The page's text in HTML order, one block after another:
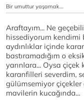
Bir umuttur yaşamak...
Araftayım... Ne
hissediyorum kendimi
aydınlıklar içinde
bastıramadığım o
yarınlara... Oysa
karanfilleri severdim,
gülümsemiyor
mavilerin kucağında...